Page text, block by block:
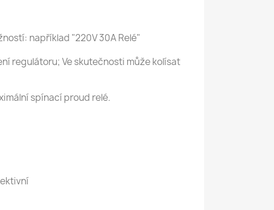
například "220V 30A Relé"
regulátoru; Ve skutečnosti může kolísat
spínací proud relé.